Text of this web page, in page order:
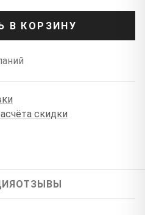
В КОРЗИНУ
скидки
ОТЗЫВЫ